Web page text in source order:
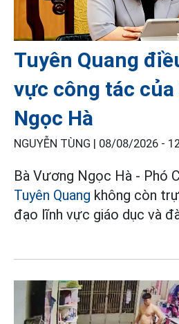
Tuyên Quang
vực công tác
Ngọc Hà
NGUYỄN TÙNG | 08/08/2026 -
Bà Vương Ngọc Hà - Phó
Tuyên Quang không còn
đạo lĩnh vực giáo dục và